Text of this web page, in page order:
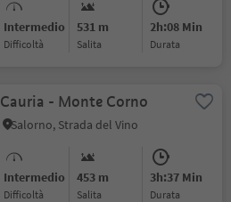
Intermedio
Difficoltà
531 m
Salita
2h:08 Min
durata
Cauria - Monte Corno
Salorno, Strada del Vino
Intermedio
Difficoltà
453 m
Salita
3h:37 Min
durata